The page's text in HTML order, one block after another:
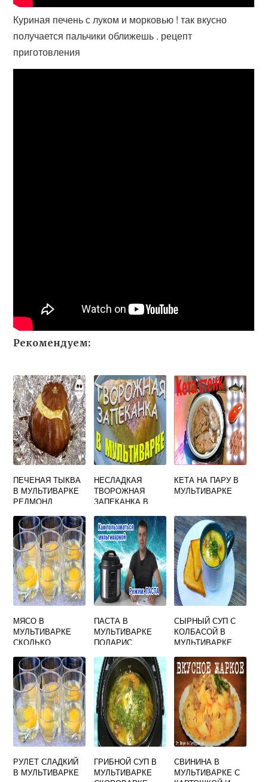
Куриная печень с луком и морковью ! так вкусно
получается пальчики оближешь . рецепт
приготовления
Рекомендуем:
ПЕЧЕНАЯ ТЫКВА
В МУЛЬТИВАРКЕ
РЕДМОНД
НЕСЛАДКАЯ
ТВОРОЖНАЯ
ЗАПЕКАНКА В
КЕТА НА ПАРУ В
МУЛЬТИВАРКЕ
МЯСО В
МУЛЬТИВАРКЕ
СКОЛЬКО
ПАСТА В
МУЛЬТИВАРКЕ
ПОЛАРИС
СЫРНЫЙ СУП С
КОЛБАСОЙ В
МУЛЬТИВАРКЕ
РУЛЕТ СЛАДКИЙ
В МУЛЬТИВАРКЕ
ГРИБНОЙ СУП В
МУЛЬТИВАРКЕ
СВИНИНА В
МУЛЬТИВАРКЕ С